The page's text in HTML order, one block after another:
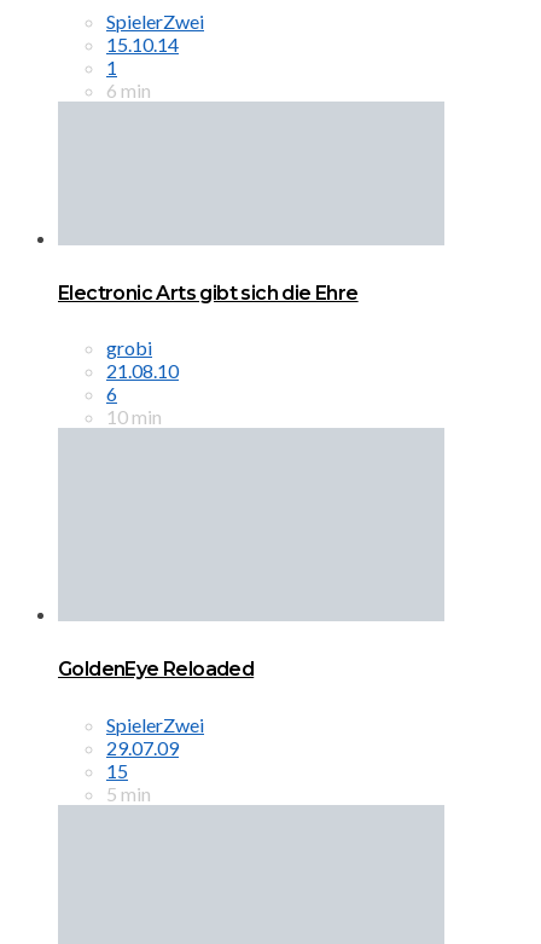
SpielerZwei
15.10.14
1
6 min
Electronic Arts gibt sich die Ehre
grobi
21.08.10
6
10 min
GoldenEye Reloaded
SpielerZwei
29.07.09
15
5 min